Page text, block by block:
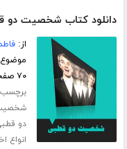
دانلود کتاب شخصیت دو
از:
۷۰ صفحه
دو
انواع